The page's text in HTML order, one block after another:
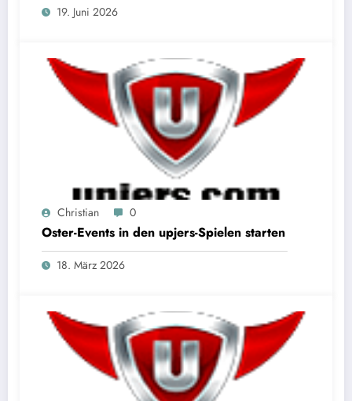
19. Juni 2026
Christian 0
Oster-Events in den upjers-Spielen starten
18. März 2026